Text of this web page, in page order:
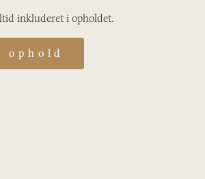
inkluderet i opholdet.
ophold